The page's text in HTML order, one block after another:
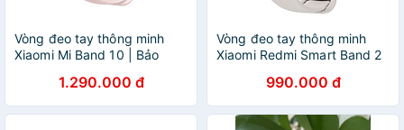
Vòng đeo tay thông minh
Xiaomi Mi Band 10 | Bảo
GiaPhucStore | Hàng Chính
Hãng
1.290.000 đ
Vòng đeo tay thông minh
Xiaomi Redmi Smart Band 2
990.000 đ